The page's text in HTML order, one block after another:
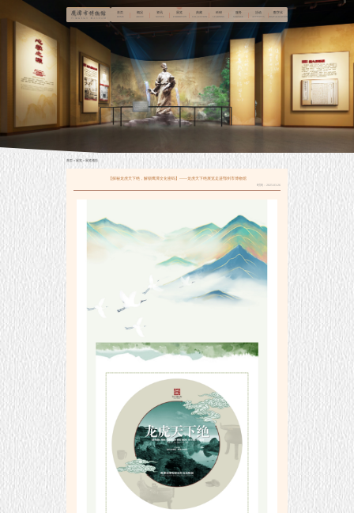
首页
HOME
概况
ABOUT
资讯
NOTICE
展览
EXHIBITION
COLLECTION
科研
LEARNING
服务
SERVICE
活动
ACTIVITES
数字化
DIGITALIZATION
首页 ＞ 展览 ＞ 展览预告
【探秘龙虎天下绝，解锁鹰潭文化密码】——龙虎天下绝展览走进鄂州市博物馆
时间：2025-03-26